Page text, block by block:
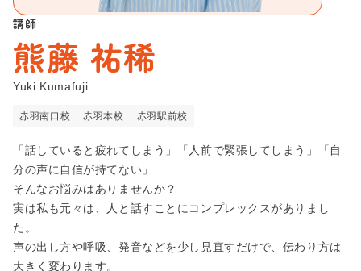
リモート対策コース
ビジネス総合コース
司会者コース
渋谷校
赤羽南口校
赤羽本校
Beeボーカルスクール
Beeギタースクール
Beeピアノスクール
Beeボイススクール
Beeベーススクール
講師
熊藤 祐稀
Yuki Kumafuji
赤羽南口校 赤羽本校 赤羽駅前校
「話していると疲れてしまう」「人前で緊張してしまう」「自
分の声に自信が持てない」
そんなお悩みはありませんか？
実は私も元々は、人と話すことにコンプレックスがありまし
た。
声の出し方や呼吸、発音などを少し見直すだけで、伝わり方は
大きく変わります。